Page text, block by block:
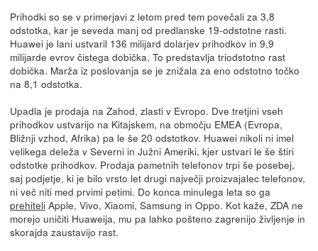
Prihodki so se v primerjavi z letom pred tem povečali za 3,8
odstotka, kar je seveda manj od predlanske 19-odstotne rasti.
Huawei je lani ustvaril 136 milijard dolarjev prihodkov in 9,9
milijarde evrov čistega dobička. To predstavlja triodstotno rast
dobička. Marža iz poslovanja se je znižala za eno odstotno točko
na 8,1 odstotka.
Upadla je prodaja na Zahod, zlasti v Evropo. Dve tretjini vseh
prihodkov ustvarijo na Kitajskem, na območju EMEA (Evropa,
Bližnji vzhod, Afrika) pa le še 20 odstotkov. Huawei nikoli ni imel
velikega deleža v Severni in Južni Ameriki, kjer ustvari le še štiri
odstotke prihodkov. Prodaja pametnih telefonov trpi še posebej,
saj podjetje, ki je bilo vrsto let drugi največji proizvajalec telefonov,
ni več niti med prvimi petimi. Do konca minulega leta so ga
prehiteliApple, Vivo, Xiaomi, Samsung in Oppo. Kot kaže, ZDA ne
morejo uničiti Huaweija, mu pa lahko pošteno zagrenijo življenje in
skorajda zaustavijo rast.